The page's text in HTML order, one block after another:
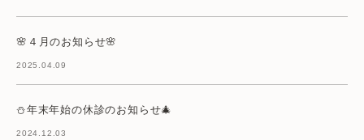
🌸４月のお知らせ🌸
2025.04.09
⛄年末年始の休診のお知らせ🎄
2024.12.03